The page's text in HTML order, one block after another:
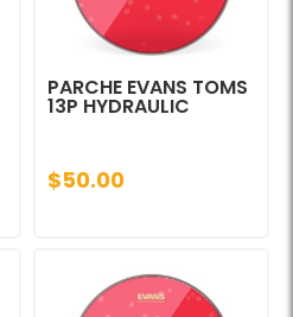
PARCHE EVANS TOMS
13P HYDRAULIC
$50.00